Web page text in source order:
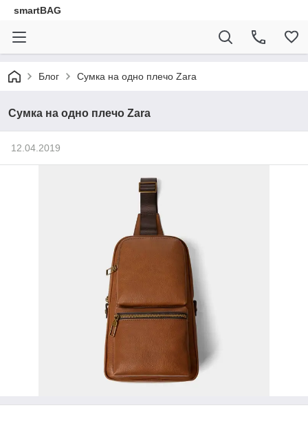
smartBAG
Блог Сумка на одно плечо Zara
Сумка на одно плечо Zara
12.04.2019